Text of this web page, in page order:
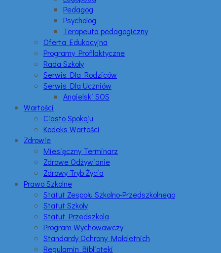
Pedagog
Psycholog
Terapeuta pedagogiczny
Oferta Edukacyjna
Programy Profilaktyczne
Rada Szkoły
Serwis Dla Rodziców
Serwis Dla Uczniów
Angielski SOS
Wartości
Ciasto Spokoju
Kodeks Wartości
Zdrowie
Miesięczny Terminarz
Zdrowe Odżywianie
Zdrowy Tryb Życia
Prawo Szkolne
Statut Zespołu Szkolno-Przedszkolnego
Statut Szkoły
Statut Przedszkola
Program Wychowawczy
Standardy Ochrony Małoletnich
Regulamin Biblioteki